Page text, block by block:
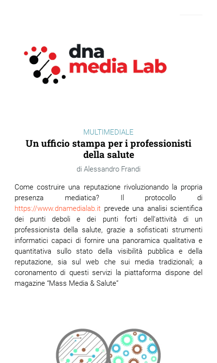
MULTIMEDIALE
Un ufficio stampa per i professionisti
della salute
Alessandro Frandi
Come costruire una reputazione rivoluzionando la propria
presenza mediatica? Il protocollo di
https://www.dnamedialab.it prevede una analisi scientifica
dei punti deboli e dei punti forti dell’attività di un
professionista della salute, grazie a sofisticati strumenti
informatici capaci di fornire una panoramica qualitativa e
quantitativa sullo stato della visibilità pubblica e della
reputazione, sia sul web che sui media tradizionali; a
coronamento di questi servizi la piattaforma dispone del
magazine “Mass Media & Salute”